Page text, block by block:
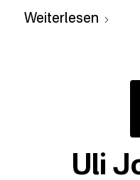
Weiterlesen
Uli